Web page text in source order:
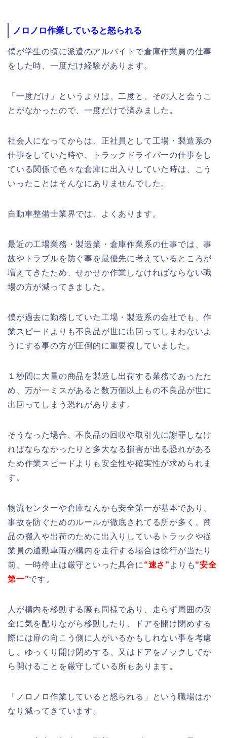
ノロノロ作業していると怒られる
僕が学生の頃に派遣のアルバイトで倉庫作業員の仕事
をした時、一度だけ経験があります。
「一度だけ」というよりは、二度と、その人と会うこ
とがなかったので、一度だけで済みました。
社会人になってからは、正社員として工場・製造系の
仕事をしていた時や、トラックドライバーの仕事をし
ている関係で色々な倉庫に出入りしていた時は、こう
いったことはそんなにありませんでした。
自動車整備士業界では、よくあります。
最近の工場業務・製造業・倉庫作業系の仕事では、事
故やトラブルを防ぐ事を最優先に考えているところが
増えてきたため、せかせか作業しなければならない職
場の方が減ってきました。
僕が過去に勤務していた工場・製造系の会社でも、作
業スピードよりも不良品が世に出回ってしまわないよ
うにする事の方が圧倒的に重要視していました。
１秒間に大量の商品を製造し出荷する業務であったた
め、万が一ミスがあると数万個以上もの不良品が世に
出回ってしまう恐れがあります。
そうなった場合、不良品の回収や取引先に謝罪しなけ
ればならなかったりと多大なる損害が出る恐れがある
ため作業スピードよりも安全性や確実性が求められま
す。
物流センターや倉庫なんかも安全第一が基本であり、
事故を防ぐためのルールが徹底されてる所が多く、商
品の搬入や出荷のために出入りしているトラックや従
業員の通勤車両が構内を走行する場合は徐行が当たり
前、一時停止は厳守といった具合に “速さ” よりも“安全
第一”です。
人が構内を移動する際も同様であり、走らず周囲の安
全に気を配りながら移動したり、ドアを開け閉めする
際には扉の向こう側に人がいるかもしれない事を考慮
し、ゆっくり開け閉めする、又はドアをノックしてか
ら開けることを厳守している所もあります。
「ノロノロ作業していると怒られる」という職場はか
なり減ってきています。